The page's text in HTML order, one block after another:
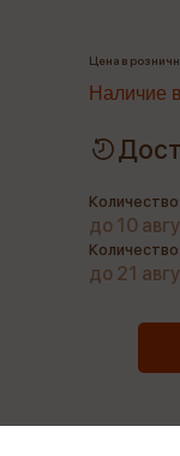
Цена в
Наличие
до 10
до 21